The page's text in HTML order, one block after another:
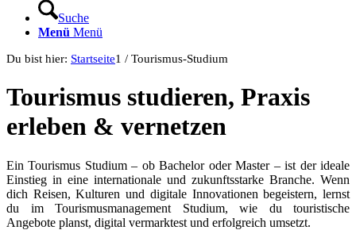
Suche
Menü Menü
Du bist hier: Startseite1 / Tourismus-Studium
Tourismus studieren, Praxis
erleben & vernetzen
Ein Tourismus Studium – ob Bachelor oder Master – ist der ideale
Einstieg in eine internationale und zukunftsstarke Branche. Wenn
dich Reisen, Kulturen und digitale Innovationen begeistern, lernst
du im Tourismusmanagement Studium, wie du touristische
Angebote planst, digital vermarktest und erfolgreich umsetzt.